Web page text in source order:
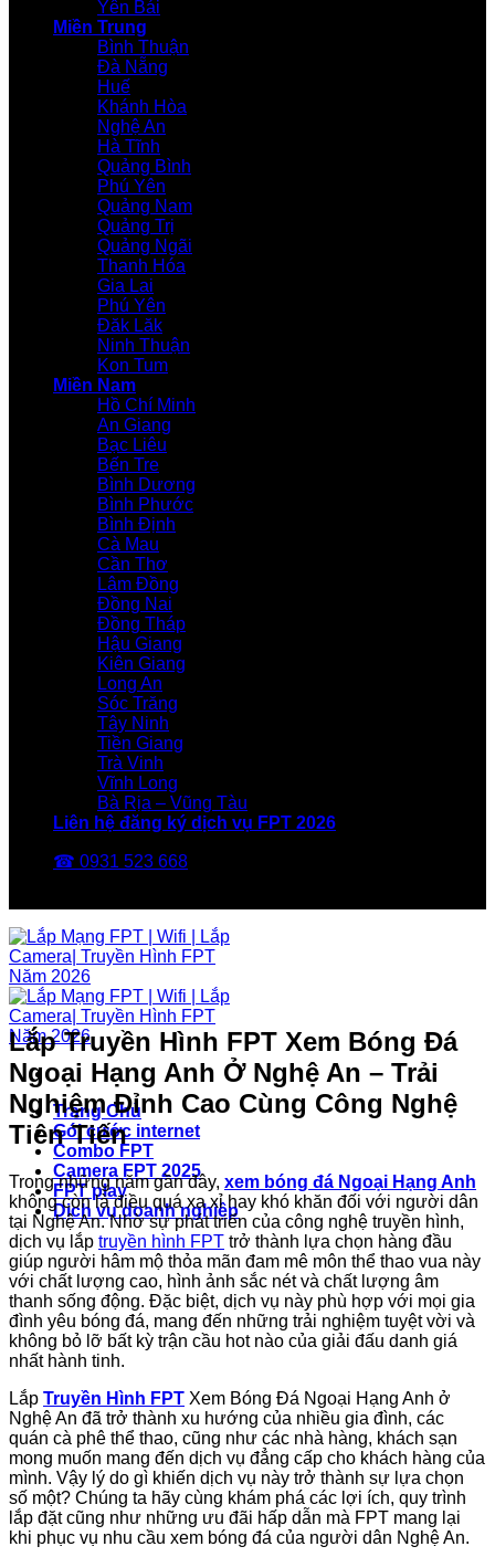
Yên Bái
Miền Trung
Bình Thuận
Đà Nẵng
Huế
Khánh Hòa
Nghệ An
Hà Tĩnh
Quảng Bình
Phú Yên
Quảng Nam
Quảng Trị
Quảng Ngãi
Thanh Hóa
Gia Lai
Phú Yên
Đăk Lăk
Ninh Thuận
Kon Tum
Miền Nam
Hồ Chí Minh
An Giang
Bạc Liêu
Bến Tre
Bình Dương
Bình Phước
Bình Định
Cà Mau
Cần Thơ
Lâm Đồng
Đồng Nai
Đồng Tháp
Hậu Giang
Kiên Giang
Long An
Sóc Trăng
Tây Ninh
Tiền Giang
Trà Vinh
Vĩnh Long
Bà Rịa – Vũng Tàu
Liên hệ đăng ký dịch vụ FPT 2026
☎ 0931 523 668
Trang Chủ
Gói cước internet
Combo FPT
Camera FPT 2025
FPT play
Dịch vụ doanh nghiệp
Lắp Truyền Hình FPT Xem Bóng Đá
Ngoại Hạng Anh Ở Nghệ An – Trải
Nghiệm Đỉnh Cao Cùng Công Nghệ
Tiên Tiến
Trong những năm gần đây, xem bóng đá Ngoại Hạng Anh
không còn là điều quá xa xỉ hay khó khăn đối với người dân
tại Nghệ An. Nhờ sự phát triển của công nghệ truyền hình,
dịch vụ lắp truyền hình FPT trở thành lựa chọn hàng đầu
giúp người hâm mộ thỏa mãn đam mê môn thể thao vua này
với chất lượng cao, hình ảnh sắc nét và chất lượng âm
thanh sống động. Đặc biệt, dịch vụ này phù hợp với mọi gia
đình yêu bóng đá, mang đến những trải nghiệm tuyệt vời và
không bỏ lỡ bất kỳ trận cầu hot nào của giải đấu danh giá
nhất hành tinh.
Lắp Truyền Hình FPT Xem Bóng Đá Ngoại Hạng Anh ở
Nghệ An đã trở thành xu hướng của nhiều gia đình, các
quán cà phê thể thao, cũng như các nhà hàng, khách sạn
mong muốn mang đến dịch vụ đẳng cấp cho khách hàng của
mình. Vậy lý do gì khiến dịch vụ này trở thành sự lựa chọn
số một? Chúng ta hãy cùng khám phá các lợi ích, quy trình
lắp đặt cũng như những ưu đãi hấp dẫn mà FPT mang lại
khi phục vụ nhu cầu xem bóng đá của người dân Nghệ An.